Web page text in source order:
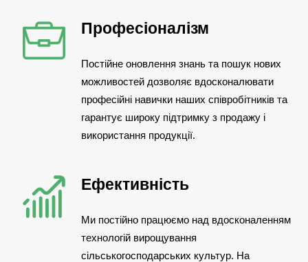
Професіоналізм
Постійне оновлення знань та пошук нових
можливостей дозволяє вдосконалювати
професійні навички наших співробітників та
гарантує широку підтримку з продажу і
використання продукції.
Ефективність
Ми постійно працюємо над вдосконаленням
технологій вирощування
сільськогосподарських культур. На